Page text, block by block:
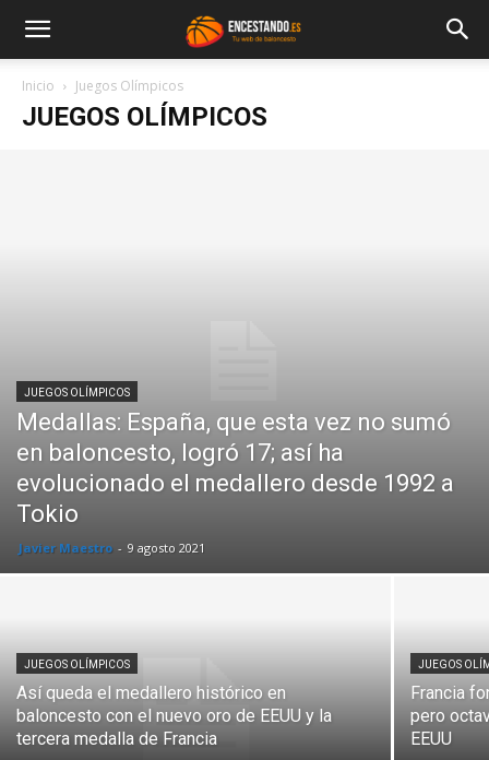
Inicio Juegos Olímpicos
JUEGOS OLÍMPICOS
JUEGOS OLÍMPICOS
Medallas: España, que esta vez no sumó
en baloncesto, logró 17; así ha
evolucionado el medallero desde 1992 a
Tokio
Javier Maestro - 9 agosto 2021
JUEGOS OLÍMPICOS
Así queda el medallero histórico en
baloncesto con el nuevo oro de EEUU y la
tercera medalla de Francia
JUEGOS
Francia
pero
EEUU